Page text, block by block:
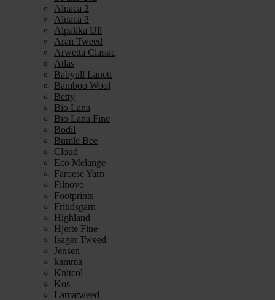
Alpaca 2
Alpaca 3
Alpakka Ull
Aran Tweed
Arwetta Classic
Atlas
Babyull Lanett
Bamboo Wool
Betty
Bio Lana
Bio Lana Fine
Bodil
Bumle Bee
Cloud
Eco Melange
Faroese Yarn
Filnovo
Footprints
Fritidsgarn
Highland
Hjerte Fine
Isager Tweed
Jensen
kamma
Knitcol
Kos
Lamatweed